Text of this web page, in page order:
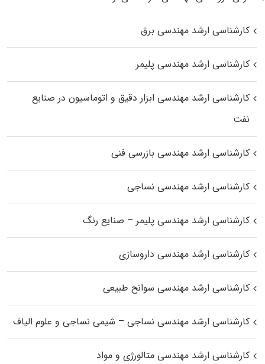
کارشناسی ارشد مهندسی برق
کارشناسی ارشد مهندسی پلیمر
کارشناسی ارشد مهندسی ابزار دقیق و اتوماسیون در صنایع
نفت
کارشناسی ارشد مهندسی بازرسی فنی
کارشناسی ارشد مهندسی نساجی
کارشناسی ارشد مهندسی پلیمر – صنایع رنگ
کارشناسی ارشد مهندسی داروسازی
کارشناسی ارشد مهندسی سوانح طبیعی
کارشناسی ارشد مهندسی نساجی – شیمی نساجی و علوم الیاف
کارشناسی ارشد مهندسی متالورژی و مواد